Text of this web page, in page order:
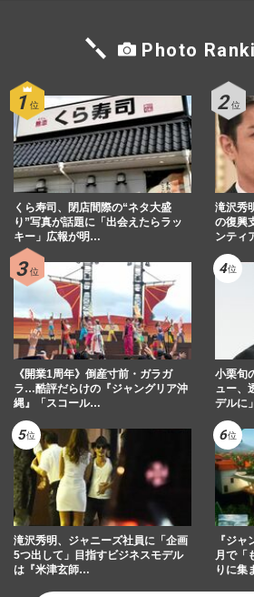
Photo
くら寿司、閉店間際の“ネタ大盛
り”写真が話題に「出会えたらラッ
キー」広報が明…
滝沢秀
の復興
ンティ
《開業1周年》倒産寸前・ガラガ
ラ…酷評だらけの『ジャングリア沖
縄』「スコール…
小栗旬
ュー、
デルに
滝沢秀明、ジャニーズ社員に「企画
5つ出して」目指すビジネスモデル
は『米津玄師…
『ジ
月で「
りに集